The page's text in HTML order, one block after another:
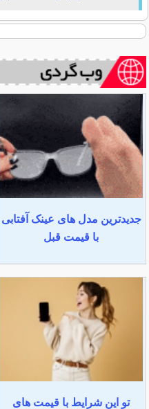
جدیدترین مدل های عینک آفتابی
با قیمت قبل
تو این شرایط با قیمت های